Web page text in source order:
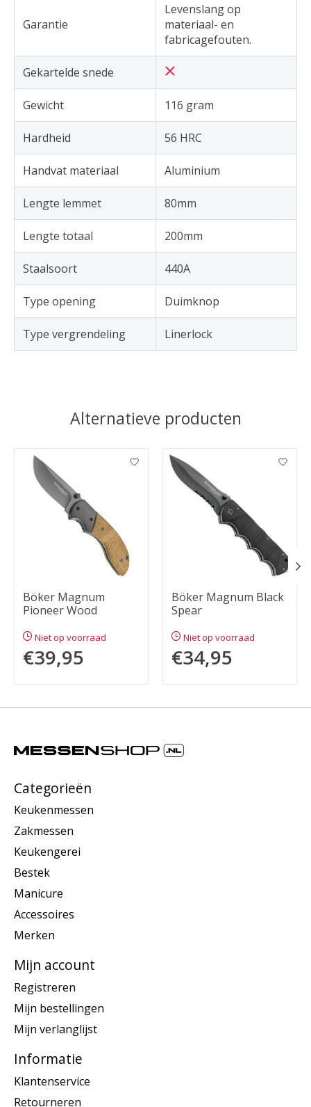
Garantie
Levenslang op
materiaal- en
fabricagefouten.
Gekartelde snede
Gewicht 116 gram
Hardheid 56 HRC
Handvat materiaal Aluminium
Lengte lemmet 80mm
Lengte totaal 200mm
Staalsoort 440A
Type opening Duimknop
Type vergrendeling Linerlock
Alternatieve producten
Items van productcarrousel
Böker Magnum
Pioneer Wood
Niet op voorraad
€39,95
Böker Magnum Black
Spear
Niet op voorraad
€34,95
Categorieën
Keukenmessen
Zakmessen
Keukengerei
Bestek
Manicure
Accessoires
Merken
Mijn account
Registreren
Mijn bestellingen
Mijn verlanglijst
Informatie
Klantenservice
Retourneren